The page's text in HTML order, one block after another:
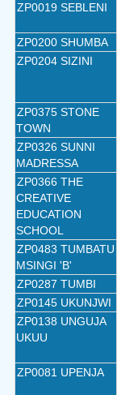
ZP0019 SEBLENI
ZP0200 SHUMBA
ZP0204 SIZINI
ZP0375 STONE
TOWN
ZP0326 SUNNI
MADRESSA
ZP0366 THE
CREATIVE
EDUCATION
SCHOOL
ZP0483 TUMBATU
MSINGI 'B'
ZP0287 TUMBI
ZP0145 UKUNJWI
ZP0138 UNGUJA
UKUU
ZP0081 UPENJA